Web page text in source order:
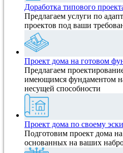
Доработка типового
Предлагаем услуги по
проектов под ваши
Проект дома на готовом
Предлагаем
имеющимся фундаментом
несущей способности
Проект дома по своему
Подготовим проект дома
основанных на ваших